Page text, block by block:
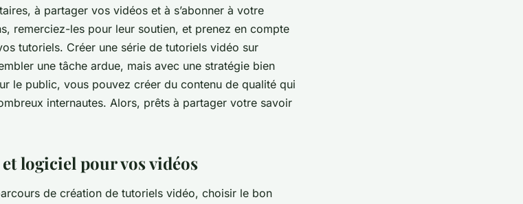
à partager vos vidéos et à s’abonner à votre
remerciez-les pour leur soutien, et prenez en compte
tutoriels. Créer une série de tutoriels vidéo sur
une tâche ardue, mais avec une stratégie bien
le public, vous pouvez créer du contenu de qualité qui
internautes. Alors, prêts à partager votre savoir
logiciel pour vos vidéos
de création de tutoriels vidéo, choisir le bon